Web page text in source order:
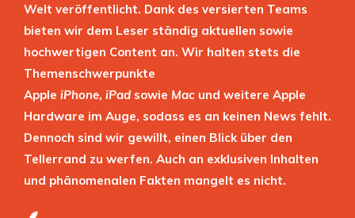
Welt veröffentlicht. Dank des versierten Teams
bieten wir dem Leser ständig aktuellen sowie
hochwertigen Content an. Wir halten stets die
Themenschwerpunkte
Apple iPhone, iPad sowie Mac und weitere Apple
Hardware im Auge, sodass es an keinen News fehlt.
Dennoch sind wir gewillt, einen Blick über den
Tellerrand zu werfen. Auch an exklusiven Inhalten
und phänomenalen Fakten mangelt es nicht.